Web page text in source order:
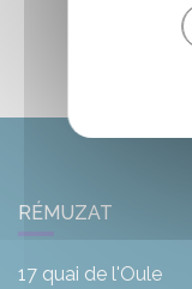
RÉMUZAT
17 quai de l'Oule